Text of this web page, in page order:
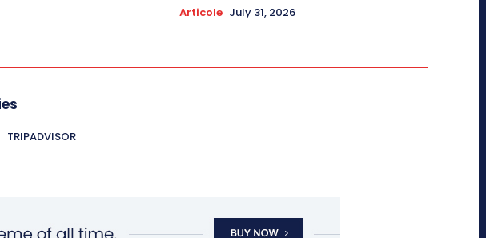
Articole July 31, 2026
TRIPADVISOR